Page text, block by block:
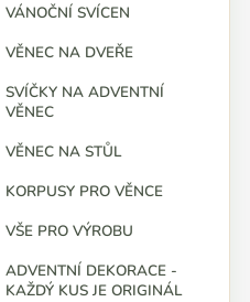
VÁNOČNÍ SVÍCEN
VĚNEC NA DVEŘE
SVÍČKY NA ADVENTNÍ
VĚNEC
VĚNEC NA STŮL
KORPUSY PRO VĚNCE
VŠE PRO VÝROBU
ADVENTNÍ DEKORACE -
KAŽDÝ KUS JE ORIGINÁL